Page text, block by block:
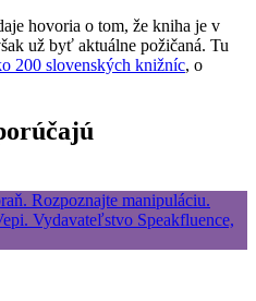
hovoria o tom, že kniha je v
už byť aktuálne požičaná. Tu
200 slovenských knižníc, o